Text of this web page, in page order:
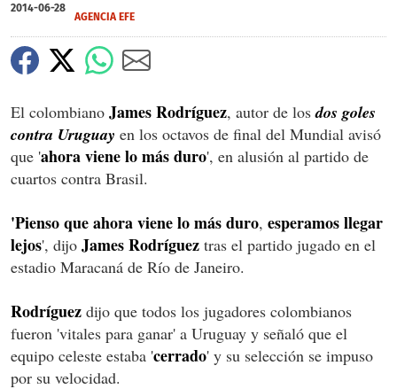
2014-06-28
AGENCIA EFE
El colombiano James Rodríguez, autor de losdos goles
contra Uruguay en los octavos de final del Mundial avisó
que 'ahora viene lo más duro', en alusión al partido de
cuartos contra Brasil.
'Pienso que ahora viene lo más duro, esperamos llegar
lejos', dijo James Rodríguez tras el partido jugado en el
estadio Maracaná de Río de Janeiro.
Rodríguez dijo que todos los jugadores colombianos
fueron 'vitales para ganar' a Uruguay y señaló que el
equipo celeste estaba 'cerrado' y su selección se impuso
por su velocidad.